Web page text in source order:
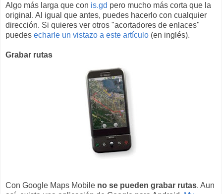
Algo más larga que con is.gd pero mucho más corta que la
original. Al igual que antes, puedes hacerlo con cualquier
dirección. Si quieres ver otros "acortadores de enlaces"
puedes echarle un vistazo a este artículo (en inglés).
Grabar rutas
Con Google Maps Mobile no se pueden grabar rutas. Aun